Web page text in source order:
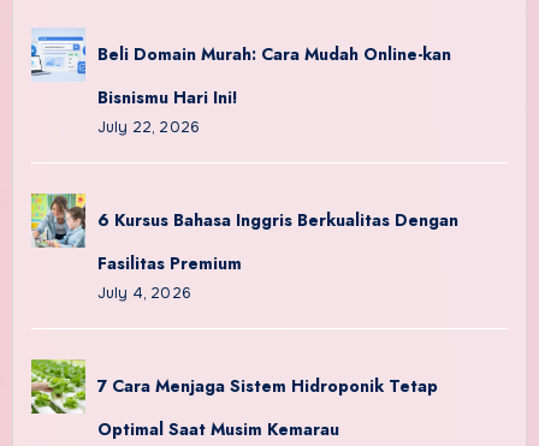
Beli Domain Murah: Cara Mudah Online-kan
Bisnismu Hari Ini!
July 22, 2026
6 Kursus Bahasa Inggris Berkualitas Dengan
Fasilitas Premium
July 4, 2026
7 Cara Menjaga Sistem Hidroponik Tetap
Optimal Saat Musim Kemarau